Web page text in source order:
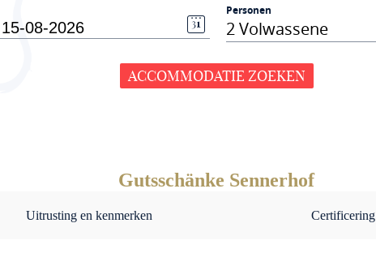
Personen
2 Volwassene
ACCOMMODATIE ZOEKEN
Gutsschänke Sennerhof
Uitrusting en kenmerken Certificering